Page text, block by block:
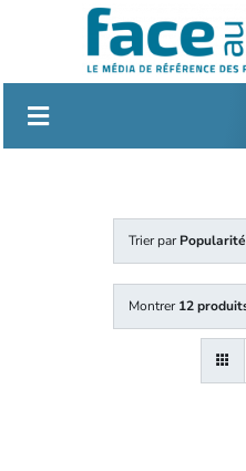
Trier parPopularité
Montrer12